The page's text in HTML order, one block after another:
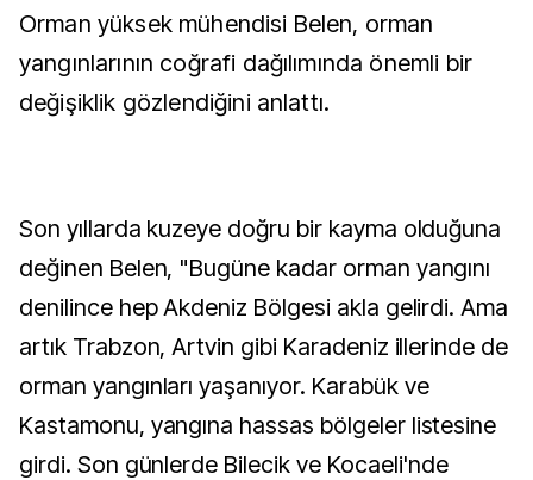
Orman yüksek mühendisi Belen, orman
yangınlarının coğrafi dağılımında önemli bir
değişiklik gözlendiğini anlattı.
Son yıllarda kuzeye doğru bir kayma olduğuna
değinen Belen, "Bugüne kadar orman yangını
denilince hep Akdeniz Bölgesi akla gelirdi. Ama
artık Trabzon, Artvin gibi Karadeniz illerinde de
orman yangınları yaşanıyor. Karabük ve
Kastamonu, yangına hassas bölgeler listesine
girdi. Son günlerde Bilecik ve Kocaeli'nde